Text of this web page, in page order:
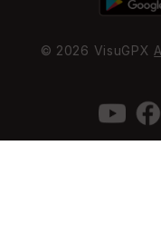
© 2026 VisuGPX